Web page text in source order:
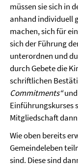
müssen sie sich in
anhand individuell
machen, sich für
sich der Führung
unterordnen und
durch Gebete die
schriftlichen
Commitments“und
Einführungskurses
Mitgliedschaft
Wie oben bereits
Gemeindeleben
sind. Diese sind